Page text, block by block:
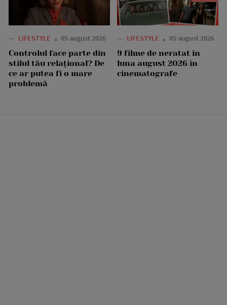
— LIFESTYLE 05 august 2026
Controlul face parte din
stilul tău relațional? De
ce ar putea fi o mare
problemă
— LIFESTYLE 05 august 2026
9 filme de neratat în
luna august 2026 în
cinematografe